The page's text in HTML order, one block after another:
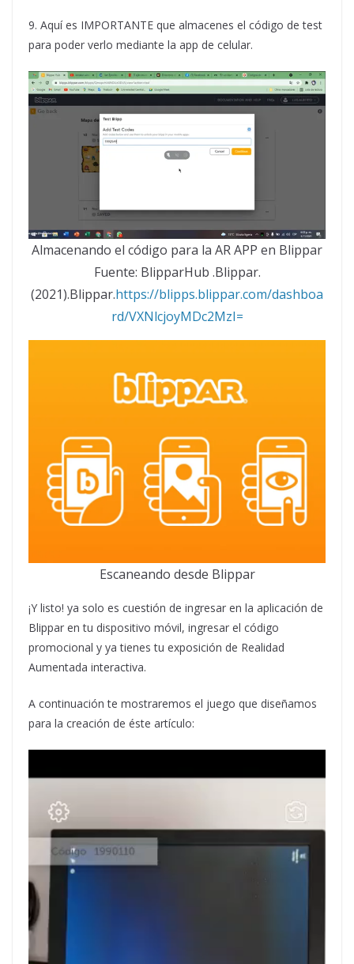
9. Aquí es IMPORTANTE que almacenes el código de test
para poder verlo mediante la app de celular.
Almacenando el código para la AR APP en Blippar
Fuente: BlipparHub .Blippar.
(2021).Blippar.https://blipps.blippar.com/dashboa
rd/VXNlcjoyMDc2MzI=
Escaneando desde Blippar
¡Y listo! ya solo es cuestión de ingresar en la aplicación de
Blippar en tu dispositivo móvil, ingresar el código
promocional y ya tienes tu exposición de Realidad
Aumentada interactiva.
A continuación te mostraremos el juego que diseñamos
para la creación de éste artículo: